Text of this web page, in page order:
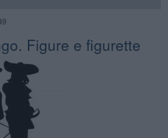
Figure e figurette